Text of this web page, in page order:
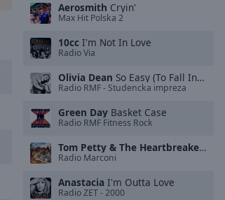
Aerosmith Cryin'
Max Hit Polska 2
10cc I'm Not In Love
Radio Via
Olivia Dean So Easy (To Fall In Love)
Radio RMF - Studencka impreza
Green Day Basket Case
Radio RMF Fitness Rock
Tom Petty & The Heartbreakers
Radio Marconi
Anastacia I'm Outta Love
Radio ZET - 2000